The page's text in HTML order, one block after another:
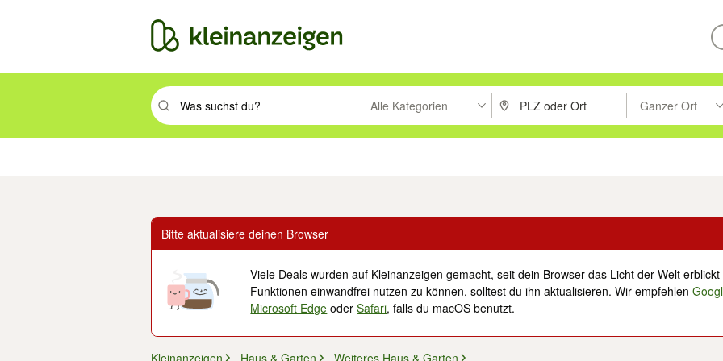
Suchbegriff eingeben. Eingabetaste drücken um zu suchen, oder Vorschläge mit den Pfeiltasten nach oben/
Alle Kategorien PLZ oder Ort eingeben. Eingabetaste
Ganzer Ort
Suche im
Bitte aktualisiere deinen Browser
Viele Deals wurden auf Kleinanzeigen gemacht, seit dein Browser das Licht der Welt
Funktionen einwandfrei nutzen zu können, solltest du ihn aktualisieren. Wir empfehlen
Microsoft Edge oderSafari, falls du macOS benutzt.
Kleinanzeigen Haus & Garten Weiteres Haus & Garten